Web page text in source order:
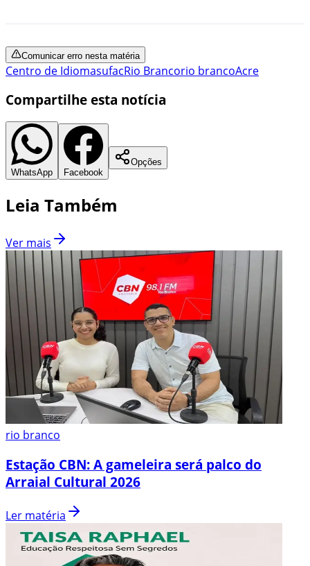
Comunicar erro nesta matéria
Centro de IdiomasufacRio Brancorio brancoAcre
Compartilhe esta notícia
WhatsApp Facebook
Opções
Leia Também
Ver mais
rio branco
Estação CBN: A gameleira será palco do
Arraial Cultural 2026
Ler matéria